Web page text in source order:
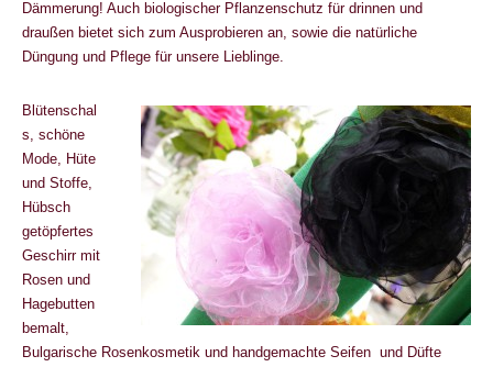
Dämmerung! Auch biologischer Pflanzenschutz für drinnen und
draußen bietet sich zum Ausprobieren an, sowie die natürliche
Düngung und Pflege für unsere Lieblinge.
Blütenschal
s, schöne
Mode, Hüte
und Stoffe,
Hübsch
getöpfertes
Geschirr mit
Rosen und
Hagebutten
bemalt,
Bulgarische Rosenkosmetik und handgemachte Seifen und Düfte